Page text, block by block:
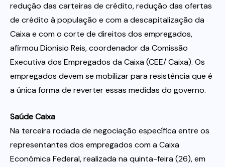
redução das carteiras de crédito, redução das ofertas
de crédito à população e com a descapitalização da
Caixa e com o corte de direitos dos empregados,
afirmou Dionísio Reis, coordenador da Comissão
Executiva dos Empregados da Caixa (CEE/ Caixa). Os
empregados devem se mobilizar para resistência que é
a única forma de reverter essas medidas do governo.
Saúde Caixa
Na terceira rodada de negociação específica entre os
representantes dos empregados com a Caixa
Econômica Federal, realizada na quinta-feira (26), em